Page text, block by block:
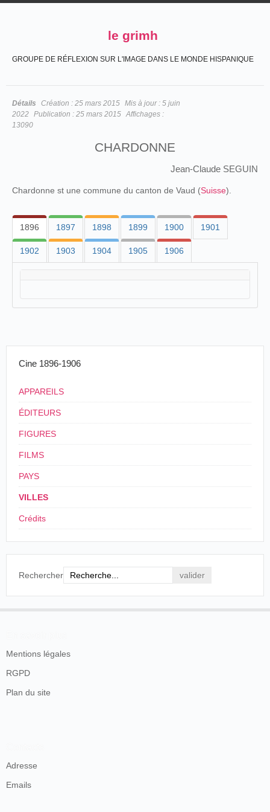
le grimh
GROUPE DE RÉFLEXION SUR L'IMAGE DANS LE MONDE HISPANIQUE
Détails Création : 25 mars 2015 Mis à jour : 5 juin
2022 Publication : 25 mars 2015 Affichages :
13090
CHARDONNE
Jean-Claude SEGUIN
Chardonne st une commune du canton de Vaud (Suisse).
1896 1897 1898 1899 1900 1901
1902 1903 1904 1905 1906
Cine 1896-1906
APPAREILS
ÉDITEURS
FIGURES
FILMS
PAYS
VILLES
Crédits
Rechercher
Mentions légales
RGPD
Plan du site
Adresse
Emails